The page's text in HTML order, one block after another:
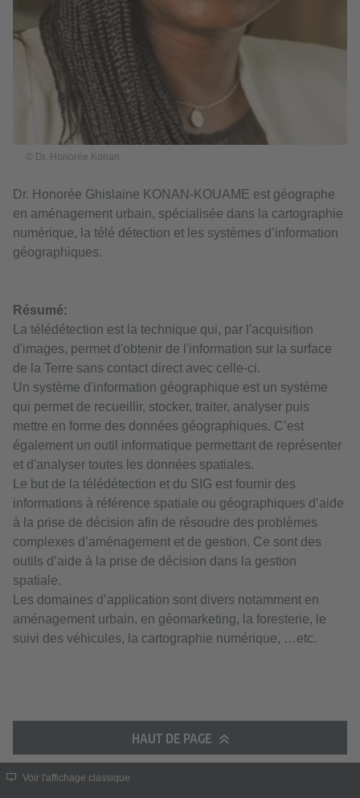
© Dr. Honorée Konan
Dr. Honorée Ghislaine KONAN-KOUAME est géographe
en aménagement urbain, spécialisée dans la cartographie
numérique, la télé détection et les systèmes d’information
géographiques.
Résumé:
La télédétection est la technique qui, par l'acquisition
d'images, permet d'obtenir de l'information sur la surface
de la Terre sans contact direct avec celle-ci.
Un système d'information géographique est un système
qui permet de recueillir, stocker, traiter, analyser puis
mettre en forme des données géographiques. C’est
également un outil informatique permettant de représenter
et d'analyser toutes les données spatiales.
Le but de la télédétection et du SIG est fournir des
informations à référence spatiale ou géographiques d’aide
à la prise de décision afin de résoudre des problèmes
complexes d’aménagement et de gestion. Ce sont des
outils d’aide à la prise de décision dans la gestion
spatiale.
Les domaines d’application sont divers notamment en
aménagement urbain, en géomarketing, la foresterie, le
suivi des véhicules, la cartographie numérique, …etc.
HAUT DE PAGE
Voir l'affichage classique